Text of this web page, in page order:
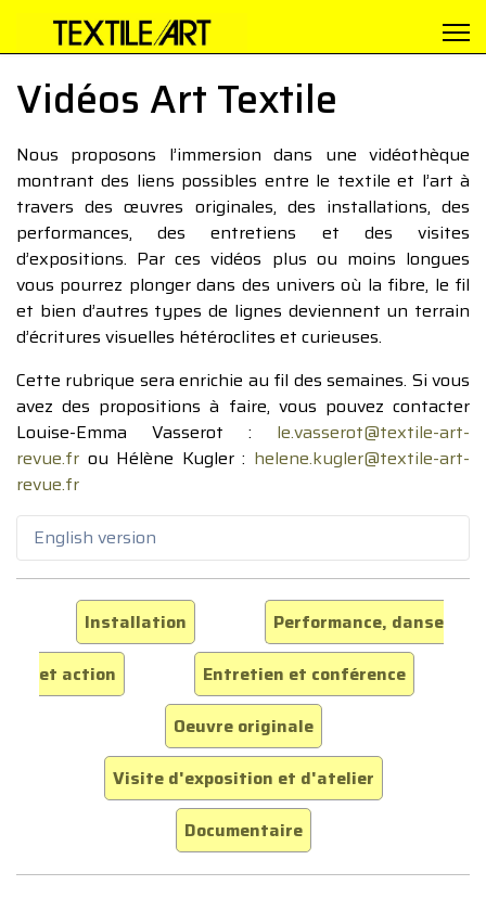
Vidéos Art Textile
Nous proposons l’immersion dans une vidéothèque
montrant des liens possibles entre le textile et l’art à
travers des œuvres originales, des installations, des
performances, des entretiens et des visites
d’expositions. Par ces vidéos plus ou moins longues
vous pourrez plonger dans des univers où la fibre, le fil
et bien d’autres types de lignes deviennent un terrain
d’écritures visuelles hétéroclites et curieuses.
Cette rubrique sera enrichie au fil des semaines. Si vous
avez des propositions à faire, vous pouvez contacter
Louise-Emma Vasserot : le.vasserot@textile-art-
revue.fr ou Hélène Kugler : helene.kugler@textile-art-
revue.fr
English version
Installation
Performance, danse
et action
Entretien et conférence
Oeuvre originale
Visite d'exposition et d'atelier
Documentaire